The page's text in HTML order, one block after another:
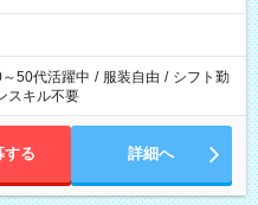
50代活躍中 / 服装自由 / シフト勤
スキル不要
する 詳細へ